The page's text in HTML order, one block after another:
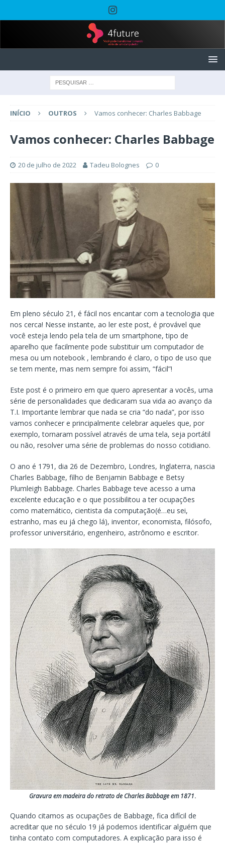
INÍCIO OUTROS Vamos conhecer: Charles Babbage
Vamos conhecer: Charles Babbage
20 de julho de 2022 Tadeu Bolognes 0
Em pleno século 21, é fácil nos encantar com a tecnologia que
nos cerca! Nesse instante, ao ler este post, é provável que
você esteja lendo pela tela de um smartphone, tipo de
aparelho que facilmente pode substituir um computador de
mesa ou um notebook , lembrando é claro, o tipo de uso que
se tem mente, mas nem sempre foi assim, “fácil”!
Este post é o primeiro em que quero apresentar a vocês, uma
série de personalidades que dedicaram sua vida ao avanço da
T.I. Importante lembrar que nada se cria “do nada”, por isso
vamos conhecer e principalmente celebrar aqueles que, por
exemplo, tornaram possível através de uma tela, seja portátil
ou não, resolver uma série de problemas do nosso cotidiano.
O ano é 1791, dia 26 de Dezembro, Londres, Inglaterra, nascia
Charles Babbage, filho de Benjamin Babbage e Betsy
Plumleigh Babbage. Charles Babbage teve acesso a uma
excelente educação e o que possibilitou a ter ocupações
como matemático, cientista da computação(é…eu sei,
estranho, mas eu já chego lá), inventor, economista, filósofo,
professor universitário, engenheiro, astrônomo e escritor.
Gravura em madeira do retrato de Charles Babbage em 1871.
Quando citamos as ocupações de Babbage, fica difícil de
acreditar que no século 19 já podemos identificar alguém que
tinha contato com computadores. A explicação para isso é